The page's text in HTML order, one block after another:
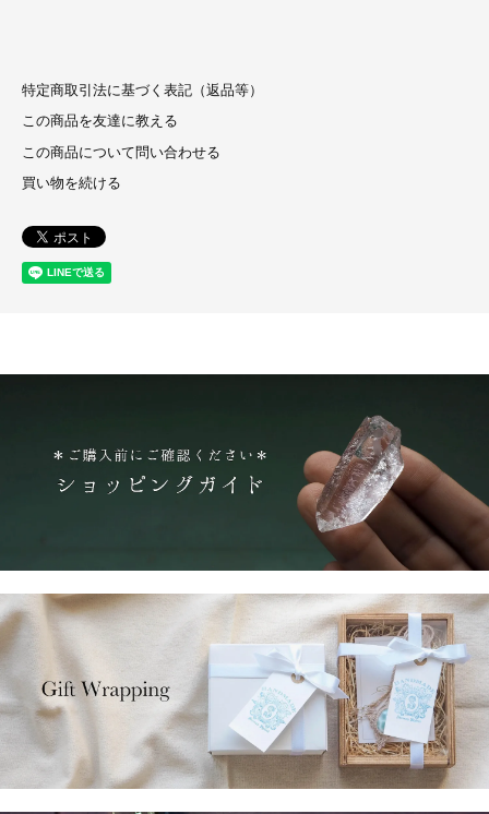
特定商取引法に基づく表記（返品等）
この商品を友達に教える
この商品について問い合わせる
買い物を続ける